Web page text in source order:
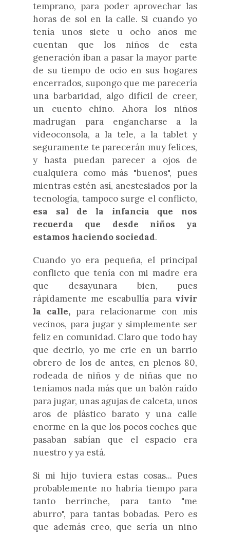
temprano, para poder aprovechar las
horas de sol en la calle. Si cuando yo
tenía unos siete u ocho años me
cuentan que los niños de esta
generación iban a pasar la mayor parte
de su tiempo de ocio en sus hogares
encerrados, supongo que me parecería
una barbaridad, algo difícil de creer,
un cuento chino. Ahora los niños
madrugan para engancharse a la
videoconsola, a la tele, a la tablet y
seguramente te parecerán muy felices,
y hasta puedan parecer a ojos de
cualquiera como más "buenos", pues
mientras estén así, anestesiados por la
tecnología, tampoco surge el conflicto,
esa sal de la infancia que nos
recuerda que desde niños ya
estamos haciendo sociedad.
Cuando yo era pequeña, el principal
conflicto que tenía con mi madre era
que desayunara bien, pues
rápidamente me escabullía para vivir
la calle, para relacionarme con mis
vecinos, para jugar y simplemente ser
feliz en comunidad. Claro que todo hay
que decirlo, yo me crie en un barrio
obrero de los de antes, en plenos 80,
rodeada de niños y de niñas que no
teníamos nada más que un balón raído
para jugar, unas agujas de calceta, unos
aros de plástico barato y una calle
enorme en la que los pocos coches que
pasaban sabían que el espacio era
nuestro y ya está.
Si mi hijo tuviera estas cosas... Pues
probablemente no habría tiempo para
tanto berrinche, para tanto "me
aburro", para tantas bobadas. Pero es
que además creo, que sería un niño